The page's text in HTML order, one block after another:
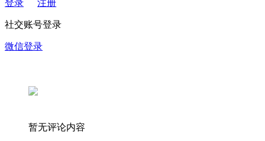
登录 注册
社交账号登录
微信登录
暂无评论内容